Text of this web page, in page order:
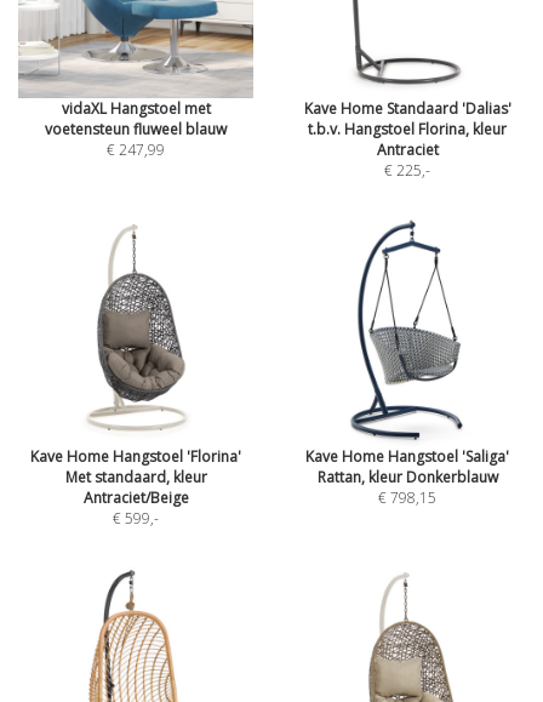
vidaXL Hangstoel met
voetensteun fluweel blauw
€ 247,99
Kave Home Standaard 'Dalias'
t.b.v. Hangstoel Florina, kleur
Antraciet
€ 225,-
Kave Home Hangstoel 'Florina'
Met standaard, kleur
Antraciet/Beige
€ 599,-
Kave Home Hangstoel 'Saliga'
Rattan, kleur Donkerblauw
€ 798,15